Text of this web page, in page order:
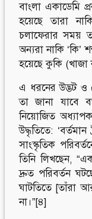
বাংলা একাডেমি
হয়েছে তারা
চলাফেরার সময়
অন্যরা নাকি ‘কি’
হয়েছে কুকি
এ ধরনের উদ্ভট ও
তা জানা যাবে
নিয়োজিত
উদ্ধৃতিতে:
সাংস্কৃতিক
তিনি লিখছেন,
দ্রুত পরিবর্তন
ঘাটতিতে [তাঁরা
না।”[৪]